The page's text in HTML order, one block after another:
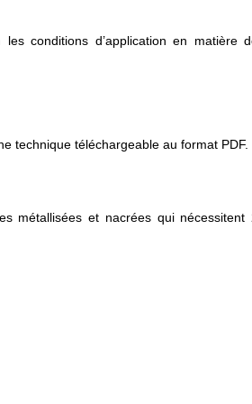
conditions d’application en matière
technique téléchargeable au format PDF.
métallisées et nacrées qui nécessitent